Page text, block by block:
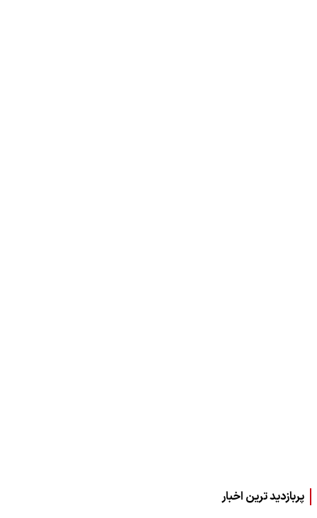
پربازدید ترین اخبار